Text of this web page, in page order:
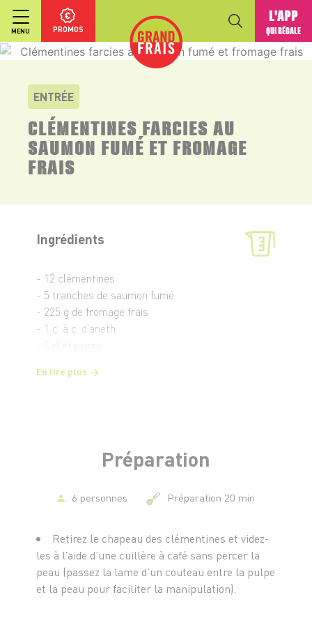
MENU PROMOS
L'APP
QUI RÉGALE
ENTRÉE
CLÉMENTINES FARCIES AU
SAUMON FUMÉ ET FROMAGE
FRAIS
Ingrédients
- 12 clémentines
- 5 tranches de saumon fumé
- 225 g de fromage frais
- 1 c. à c. d'aneth
En lire plus
Préparation
6 personnes Préparation 20 min
Retirez le chapeau des clémentines et videz-
les à l’aide d’une cuillère à café sans percer la
peau (passez la lame d’un couteau entre la pulpe
et la peau pour faciliter la manipulation).